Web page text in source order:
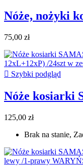
Nóże, nożyki
75,00 zł
 Szybki podgląd
Nóże kosiarki
125,00 zł
Brak na stanie,